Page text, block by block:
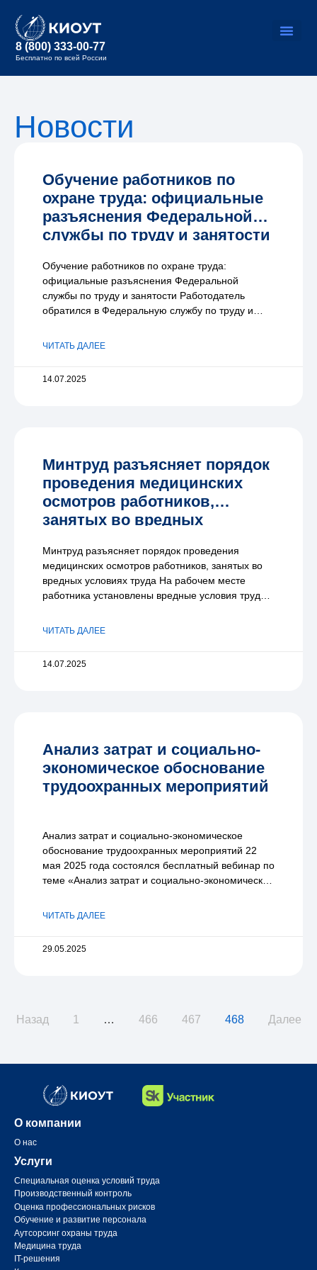
8 (800) 333-00-77
Бесплатно по всей России
Новости
Обучение работников по
охране труда: официальные
разъяснения Федеральной
службы по труду и занятости
Обучение работников по охране труда:
официальные разъяснения Федеральной
службы по труду и занятости Работодатель
обратился в Федеральную службу по труду и
ЧИТАТЬ ДАЛЕЕ
14.07.2025
Минтруд разъясняет порядок
проведения медицинских
осмотров работников,
занятых во вредных
Минтруд разъясняет порядок проведения
медицинских осмотров работников, занятых во
вредных условиях труда На рабочем месте
работника установлены вредные условия труда.
ЧИТАТЬ ДАЛЕЕ
14.07.2025
Анализ затрат и социально-
экономическое обоснование
трудоохранных мероприятий
Анализ затрат и социально-экономическое
обоснование трудоохранных мероприятий 22
мая 2025 года состоялся бесплатный вебинар по
теме «Анализ затрат и социально-экономическое
Спикер – ведущий
ЧИТАТЬ ДАЛЕЕ
29.05.2025
Назад 1 … 466 467 468 Далее
О компании
О нас
Услуги
Специальная оценка условий труда
Производственный контроль
Оценка профессиональных рисков
Обучение и развитие персонала
Аутсорсинг охраны труда
Медицина труда
IT-решения